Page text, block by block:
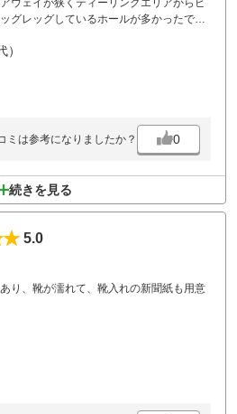
ウェイが狭くティーリングエリアからピ
グレッグしているホールが多かったで
ンカー、池が多かったです。女性向きの
待たされました。詰め込み過ぎかと…
ても良く食事もメニューが多くて美味し
）
ミは参考になりましたか？ 0
続きを見る
5.0
り、靴が濡れて、靴入れの新聞紙も用意